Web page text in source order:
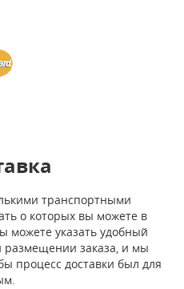
транспортными
о которых вы можете в
можете указать удобный
размещении заказа, и мы
процесс доставки был для